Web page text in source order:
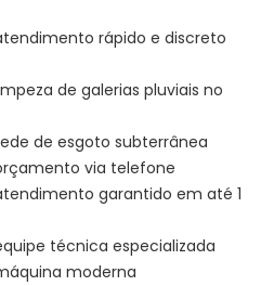
rápido e discreto
de galerias pluviais no
de esgoto subterrânea
via telefone
garantido em até 1
técnica especializada
moderna